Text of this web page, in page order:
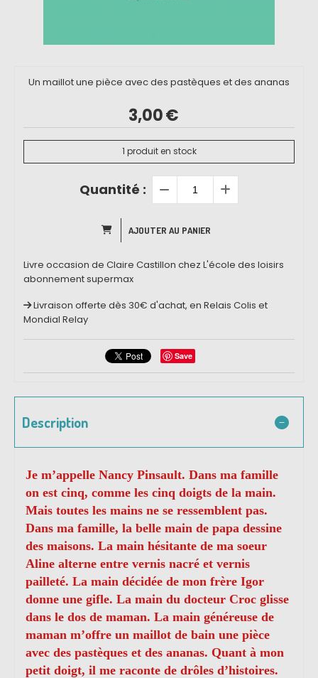
Un maillot une pièce avec des pastèques et des ananas
3,00€
1 produit en stock
Quantité :
AJOUTER AU PANIER
Livre occasion de Claire Castillon chez L'école des loisirs
abonnement supermax
Livraison offerte dès 30€ d'achat, en Relais Colis et
Mondial Relay
Save
Description
Je m’appelle Nancy Pinsault. Dans ma famille
on est cinq, comme les cinq doigts de la main.
Mais toutes les mains ne se ressemblent pas.
Dans ma famille, la belle main de papa dessine
des maisons. La main hésitante de ma soeur
Aline alterne entre vernis nacré et vernis
pailleté. La main décidée de mon frère Igor
donne une gifle. La main du docteur Croc glisse
dans le dos de maman. La main généreuse de
maman m’offre un maillot de bain une pièce
avec des pastèques et des ananas. Quant à mon
petit doigt, il me raconte de drôles d’histoires.